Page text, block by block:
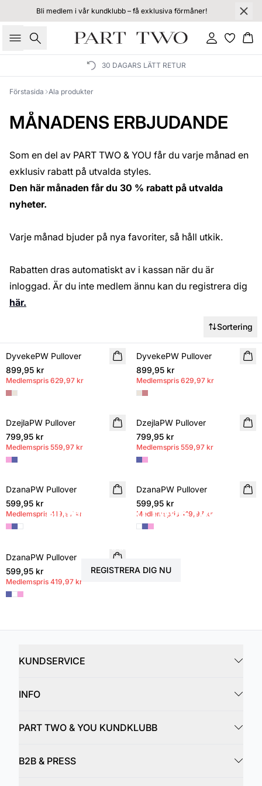
Bli medlem i vår kundklubb – få exklusiva förmåner!
Sök Logga in
30 DAGARS LÄTT RETUR
Förstasida Ala produkter
MÅNADENS ERBJUDANDE
Som en del av PART TWO & YOU får du varje månad en
exklusiv rabatt på utvalda styles.
Den här månaden får du 30 % rabatt på utvalda
nyheter.
Varje månad bjuder på nya favoriter, så håll utkik.
Rabatten dras automatiskt av i kassan när du är
inloggad. Är du inte medlem ännu kan du registrera dig
här.
Sortering
NYHET
MEMBERS DEAL
DyvekePW Pullover
899,95 kr
Medlemspris 629,97 kr
NYHET
MEMBERS DEAL
DyvekePW Pullover
899,95 kr
Medlemspris 629,97 kr
NYHET
MEMBERS DEAL
DzejlaPW Pullover
799,95 kr
Medlemspris 559,97 kr
NYHET
MEMBERS DEAL
DzejlaPW Pullover
799,95 kr
Medlemspris 559,97 kr
NYHET
MEMBERS DEAL
DzanaPW Pullover
599,95 kr
Medlemspris 419,97 kr
NYHET
MEMBERS DEAL
DzanaPW Pullover
599,95 kr
Medlemspris 419,97 kr
NYHET
MEMBERS DEAL
DzanaPW Pullover
599,95 kr
Medlemspris 419,97 kr
Bli medlem i PART TWO & YOU
Få särskilda förmåner, exklusiva rabatter och tillgång
REGISTRERA DIG NU
KUNDSERVICE
INFO
PART TWO & YOU KUNDKLUBB
B2B & PRESS